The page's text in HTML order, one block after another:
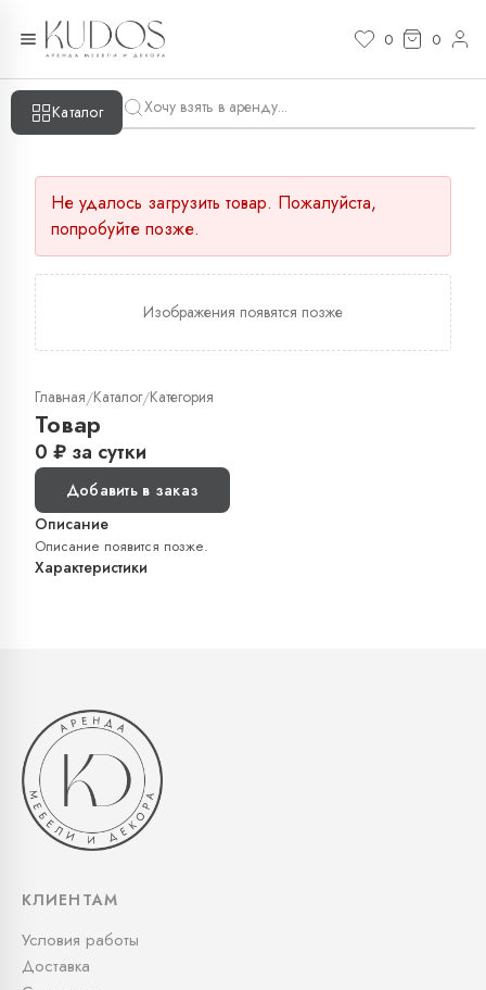
0 0
Каталог
Не удалось загрузить товар. Пожалуйста,
попробуйте позже.
Изображения появятся позже
Главная/Каталог/Категория
Товар
0 ₽ за сутки
Добавить в заказ
Описание
Описание появится позже.
Характеристики
КЛИЕНТАМ
Условия работы
Доставка